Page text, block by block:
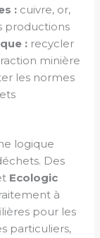
: cuivre, or,
productions
: recycler
minière
les normes
logique
Des
Ecologic
à
pour les
particuliers,